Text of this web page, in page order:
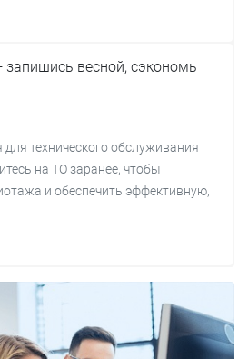
весной, сэкономь
технического обслуживания
на ТО заранее, чтобы
и обеспечить эффективную,